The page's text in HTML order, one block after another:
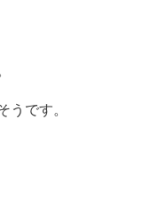
うです。